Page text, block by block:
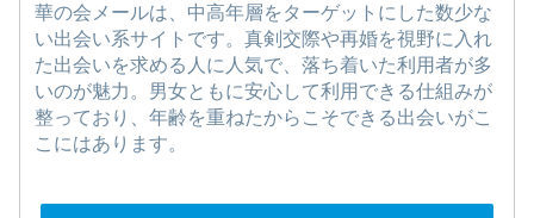
華の会メールは、中高年層をターゲットにした数少な
い出会い系サイトです。真剣交際や再婚を視野に入れ
た出会いを求める人に人気で、落ち着いた利用者が多
いのが魅力。男女ともに安心して利用できる仕組みが
整っており、年齢を重ねたからこそできる出会いがこ
こにはあります。